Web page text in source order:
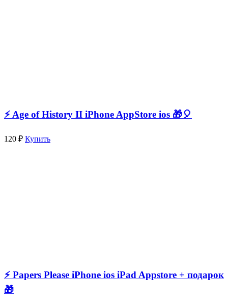
⚡️ Age of History II iPhone AppStore ios 🎁🎈
120 ₽ Купить
⚡️ Papers Please iPhone ios iPad Appstore + подарок
🎁